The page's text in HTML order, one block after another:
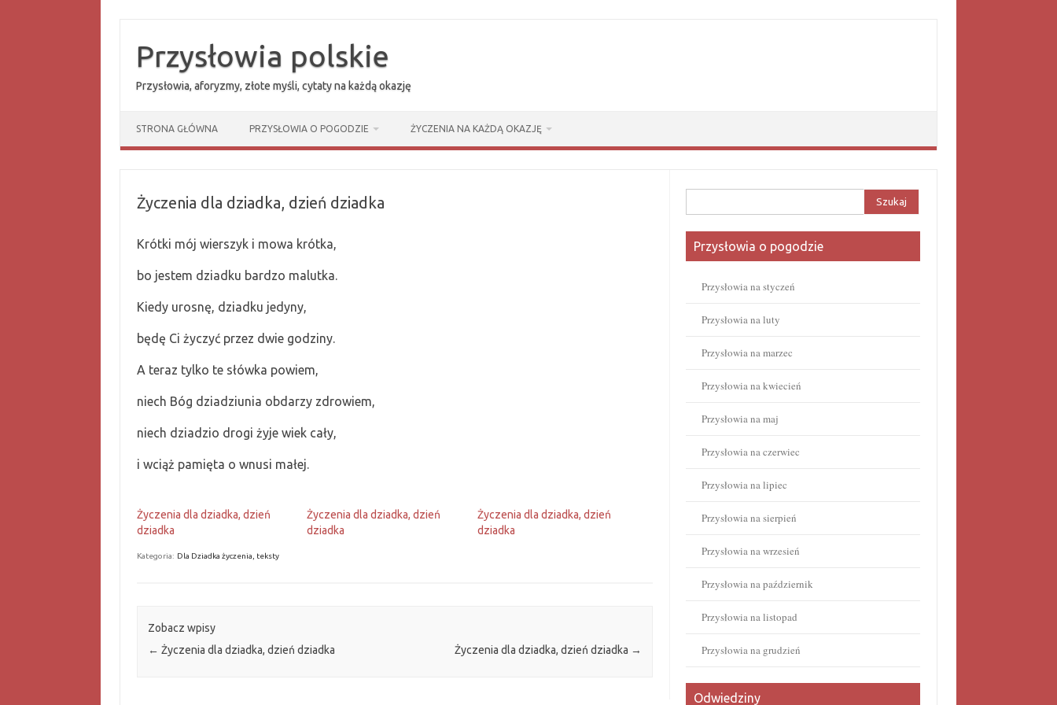
treściPrzysłowia polskie
Przysłowia, aforyzmy, złote myśli, cytaty na każdą okazję
STRONA GŁÓWNA PRZYSŁOWIA O POGODZIE ŻYCZENIA NA KAŻDĄ OKAZJĘ
Życzenia dla dziadka, dzień dziadka
Krótki mój wierszyk i mowa krótka,
bo jestem dziadku bardzo malutka.
Kiedy urosnę, dziadku jedyny,
będę Ci życzyć przez dwie godziny.
A teraz tylko te słówka powiem,
niech Bóg dziadziunia obdarzy zdrowiem,
niech dziadzio drogi żyje wiek cały,
i wciąż pamięta o wnusi małej.
Życzenia dla dziadka, dzień
dziadka
Życzenia dla dziadka, dzień
dziadka
Życzenia dla dziadka, dzień
dziadka
Kategoria: Dla Dziadka życzenia, teksty
Zobacz wpisy
← Życzenia dla dziadka, dzień dziadka Życzenia dla dziadka, dzień dziadka →
Przysłowia o pogodzie
Przysłowia na styczeń
Przysłowia na luty
Przysłowia na marzec
Przysłowia na kwiecień
Przysłowia na maj
Przysłowia na czerwiec
Przysłowia na lipiec
Przysłowia na sierpień
Przysłowia na wrzesień
Przysłowia na październik
Przysłowia na listopad
Przysłowia na grudzień
Odwiedziny